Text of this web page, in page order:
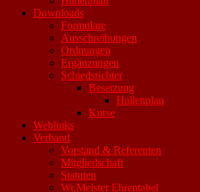
Downloads
Formulare
Ausschreibungen
Ordnungen
Ergänzungen
Schiedsrichter
Besetzung
Hallenplan
Kurse
Weblinks
Verband
Vorstand & Referenten
Mitgliedschaft
Statuten
Wr.Meister Ehrentabel